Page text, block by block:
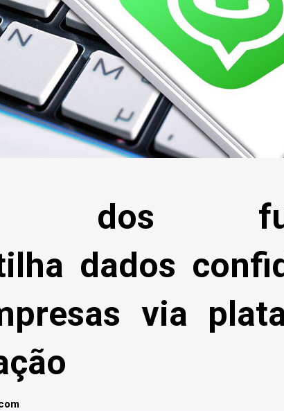
dos
dados
via